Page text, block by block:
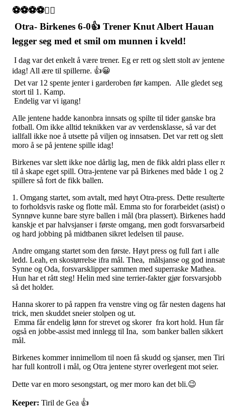
⚽️⚽️⚽️⚽️🤸‍♀️
Otra- Birkenes 6-0👍 Trener Knut Albert Hauan
legger seg med et smil om munnen i kveld!
I dag var det enkelt å være trener. Eg er rett og slett stolt av jentene
idag! All ære til spillerne. 👍😀
Det var 12 spente jenter i garderoben før kampen. Alle gledet seg
stort til 1. Kamp.
Endelig var vi igang!
Alle jentene hadde kanonbra innsats og spilte til tider ganske bra
fotball. Om ikke alltid teknikken var av verdensklasse, så var det
iallfall ikke noe å utsette på viljen og innsatsen. Det var rett og slett
moro å se på jentene spille idag!
Birkenes var slett ikke noe dårlig lag, men de fikk aldri plass eller
til å skape eget spill. Otra-jentene var på Birkenes med både 1 og 2
spillere så fort de fikk ballen.
1. Omgang startet, som avtalt, med høyt Otra-press. Dette
to forholdsvis raske og flotte mål. Emma sto for forarbeidet (asist)
Synnøve kunne bare styre ballen i mål (bra plassert). Birkenes
kanskje et par halvsjanser i første omgang, men godt forsvarsarbeid
og hard jobbing på midtbanen sikret ledelsen til pause.
Andre omgang startet som den første. Høyt press og full fart i alle
ledd. Leah, en skostørrelse ifra mål. Thea, målsjanse og god
Synne og Oda, forsvarsklipper sammen med superraske Mathea.
Hun har et rått steg! Helin med sine terrier-fakter gjør forsvarsjobb
så det holder.
Hanna skorer to på rappen fra venstre ving og får nesten dagens
trick, men skuddet sneier stolpen og ut.
Emma får endelig lønn for strevet og skorer fra kort hold. Hun får
også en jobbe-assist med innlegg til Ina, som banker ballen sikkert
mål.
Birkenes kommer innimellom til noen få skudd og sjanser, men
har full kontroll i mål, og Otra jentene styrer overlegent mot seier.
Dette var en moro sesongstart, og mer moro kan det bli.😉
Keeper: Tiril de Gea 👍